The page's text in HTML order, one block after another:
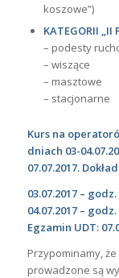
koszowe”)
KATEGORII
– podesty
– wiszące
– masztowe
– stacjonarne
Kurs na
dniach 03-
07.07.2017.
03.07.2017 – godz.
04.07.2017 – godz.
Egzamin UDT:
Przypominamy,
prowadzone są